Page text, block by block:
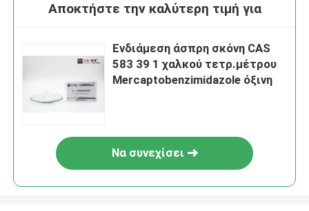
Αποκτήστε την καλύτερη τιμή για
Ενδιάμεση άσπρη σκόνη CAS
583 39 1 χαλκού τετρ.μέτρου
Mercaptobenzimidazole όξινη
Να συνεχίσει